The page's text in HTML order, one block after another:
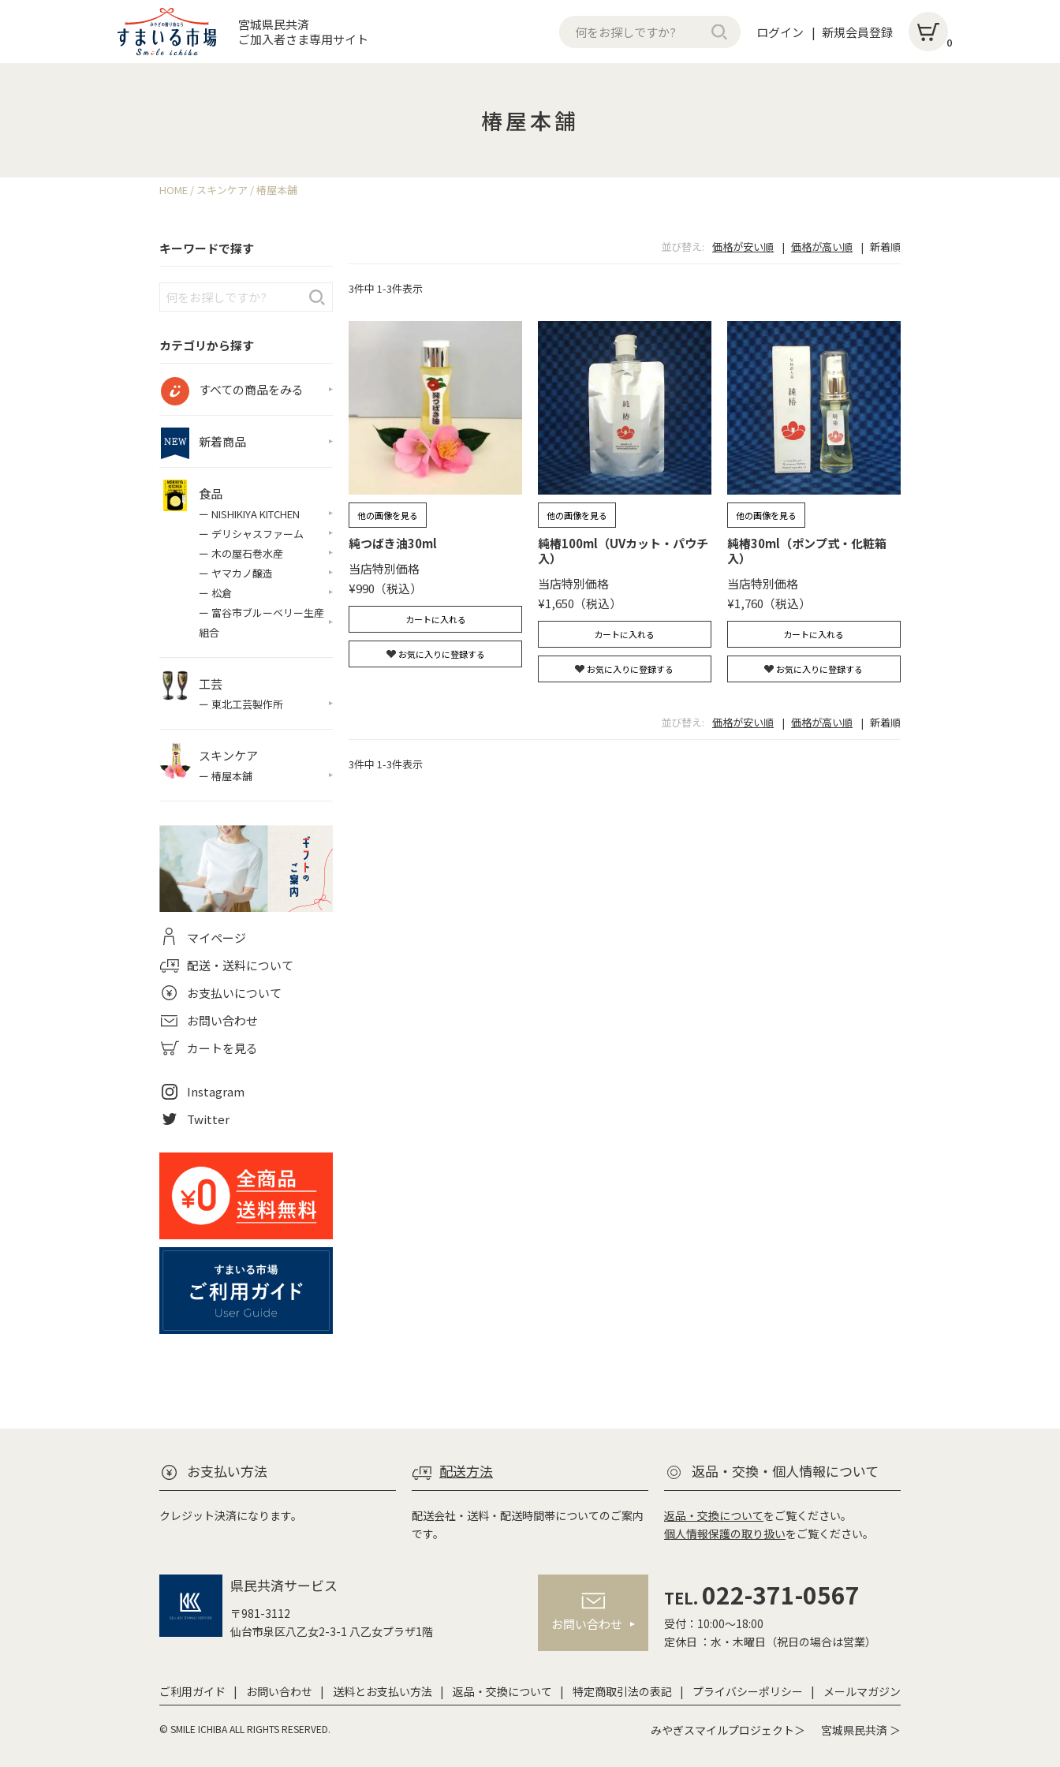
宮城県民共済
ご加入者さま専用サイト
ログイン 新規会員登録
0
椿屋本舗
HOME スキンケア 椿屋本舗
並び替え 価格が安い順 価格が高い順 新着順
3件中 1-3件表示
他の画像を見る
純つばき油30ml
当店特別価格
¥990
カートに入れる
お気に入りに登録する
他の画像を見る
純椿100ml（UVカット・パウチ
入）
当店特別価格
¥1,650
カートに入れる
お気に入りに登録する
他の画像を見る
純椿30ml（ポンプ式・化粧箱
入）
当店特別価格
¥1,760
カートに入れる
お気に入りに登録する
並び替え 価格が安い順 価格が高い順 新着順
3件中 1-3件表示
キーワードで探す
カテゴリから探す
すべての商品をみる
新着商品
食品
ー NISHIKIYA KITCHEN
ー デリシャスファーム
ー 木の屋石巻水産
ー ヤマカノ醸造
ー 松倉
ー 富谷市ブルーベリー生産
組合
工芸
ー 東北工芸製作所
スキンケア
ー 椿屋本舗
マイページ
配送・送料について
お支払いについて
お問い合わせ
カートを見る
Instagram
Twitter
お支払い方法
クレジット決済になります。
配送方法
配送会社・送料・配送時間帯についてのご案内
です。
返品・交換・個人情報について
返品・交換についてをご覧ください。
個人情報保護の取り扱いをご覧ください。
県民共済サービス
〒981-3112
仙台市泉区八乙女2-3-1 八乙女プラザ1階
お問い合わせ
TEL. 022-371-0567
受付：10:00〜18:00
定休日 ：水・木曜日（祝日の場合は営業）
ご利用ガイド お問い合わせ 送料とお支払い方法 返品・交換について 特定商取引法の表記 プライバシーポリシー メールマガジン
みやぎスマイルプロジェクト＞ 宮城県民共済 ＞
© SMILE ICHIBA ALL RIGHTS RESERVED.